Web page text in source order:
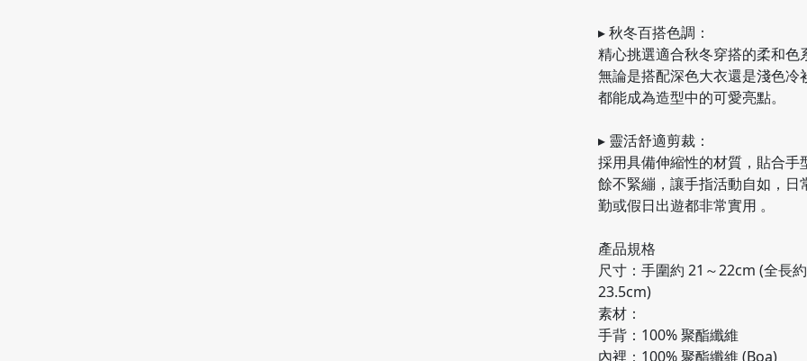
▸ 秋冬百搭色調：
精心挑選適合秋冬穿搭的柔和色
無論是搭配深色大衣還是淺色冷
都能成為造型中的可愛亮點。
▸ 靈活舒適剪裁：
採用具備伸縮性的材質，貼合手
餘不緊繃，讓手指活動自如，日
勤或假日出遊都非常實用 。
產品規格
尺寸：手圍約 21～22cm (全長約
23.5cm)
素材：
手背：100% 聚酯纖維
內裡：100% 聚酯纖維 (Boa)